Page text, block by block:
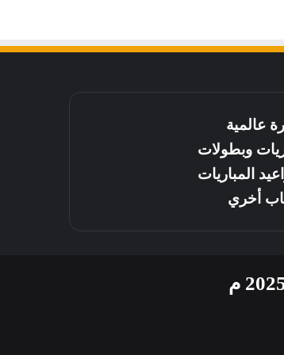
عالمية
وبطولات
المباريات
أخري